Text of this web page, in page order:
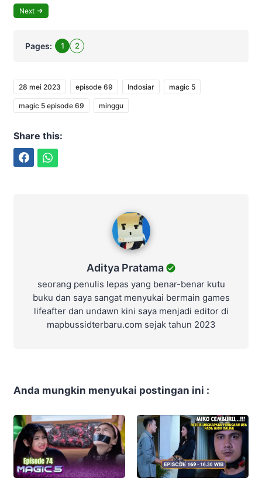
Next
Pages: 1 2
28 mei 2023 episode 69 Indosiar magic 5
magic 5 episode 69 minggu
Share this:
Aditya Pratama
seorang penulis lepas yang benar-benar kutu
buku dan saya sangat menyukai bermain games
lifeafter dan undawn kini saya menjadi editor di
mapbussidterbaru.com sejak tahun 2023
Anda mungkin menyukai postingan ini :